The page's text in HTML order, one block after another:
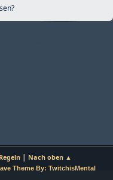
| Nach oben ▲
Theme By: TwitchisMental